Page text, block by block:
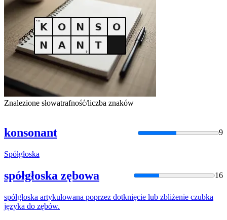
Znalezione słowatrafność/liczba znaków
konsonant 9
Spółgłoska
spółgłoska zębowa 16
spółgłoska artykułowana poprzez dotknięcie lub zbliżenie czubka
języka do zębów.